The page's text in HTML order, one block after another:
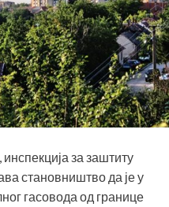
за заштиту
становништво да је у
гасовода од границе